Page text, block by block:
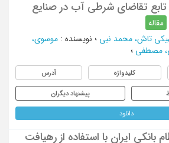
تابع تقاضای شرطی آب در صنایع
مقاله
تاش، محمد نبی ؛ نویسنده : موسوی،
مصطفی ؛
کلیدواژه آدرس
پیشنهاد دیگران
دانلود
بانکی ایران با استفاده از رهیافت